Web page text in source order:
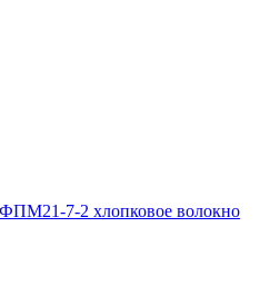
7-2 хлопковое волокно